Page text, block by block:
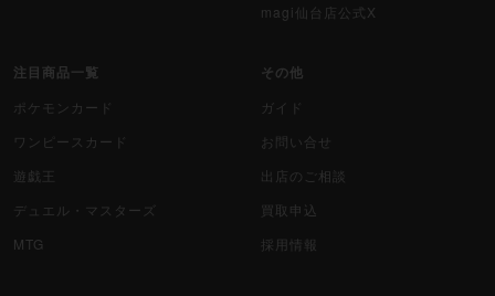
magi仙台店公式X
注目商品一覧
ポケモンカード
ワンピースカード
遊戯王
デュエル・マスターズ
MTG
その他
ガイド
お問い合せ
出店のご相談
買取申込
採用情報